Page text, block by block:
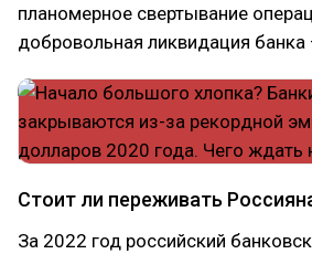
планомерное свертывание
добровольная ликвидация банка
Стоит ли переживать
За 2022 год российский